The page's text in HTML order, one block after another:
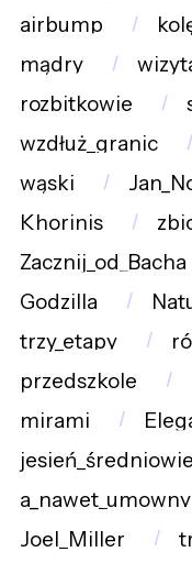
airbump
mądry
rozbitkowie
wzdłuż_granic
wąski
Khorinis
Zacznij_od_Bacha
Godzilla
trzy_etapy
przedszkole
mirami
Joel_Miller